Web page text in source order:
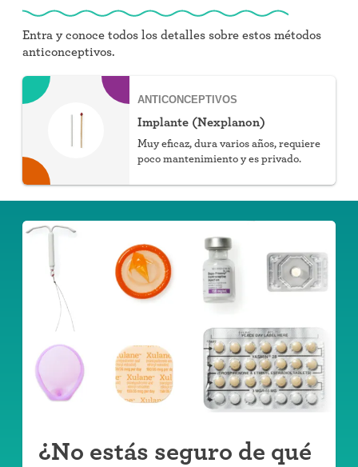
Entra y conoce todos los detalles sobre estos métodos
anticonceptivos.
ANTICONCEPTIVOS
Implante (Nexplanon)
Muy eficaz, dura varios años, requiere
poco mantenimiento y es privado.
¿No estás seguro de qué